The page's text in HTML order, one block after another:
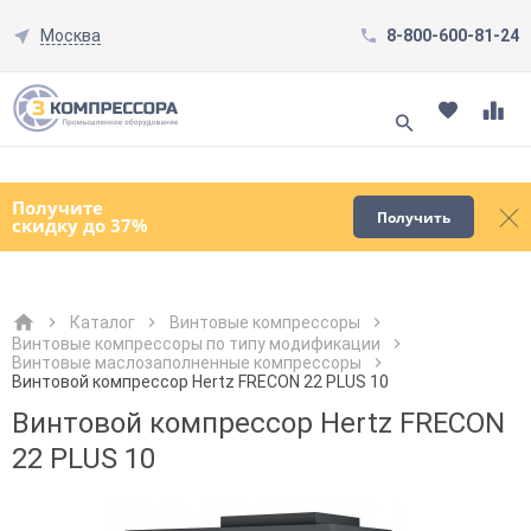
Москва 8-800-600-81-24
Получите
скидку до 37% Получить
Смотреть все товары
Каталог
Винтовые компрессоры
Винтовые компрессоры по типу модификации
Винтовые маслозаполненные компрессоры
Винтовой компрессор Hertz FRECON 22 PLUS 10
Винтовой компрессор Hertz FRECON
22 PLUS 10
Как к Вам обращаться?
Телефон
Как к Вам обращаться?
Телефон
Город доставки
Как к Вам обращаться?
Как к Вам обращаться?
Телефон